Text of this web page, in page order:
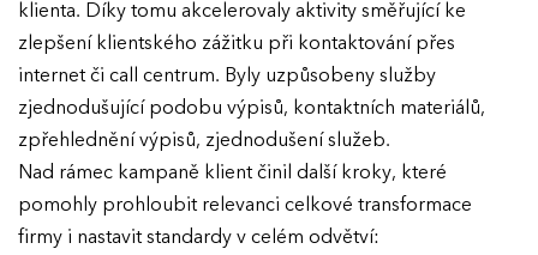
klienta. Díky tomu akcelerovaly aktivity směřující ke
zlepšení klientského zážitku při kontaktování přes
internet či call centrum. Byly uzpůsobeny služby
zjednodušující podobu výpisů, kontaktních materiálů,
zpřehlednění výpisů, zjednodušení služeb.
Nad rámec kampaně klient činil další kroky, které
pomohly prohloubit relevanci celkové transformace
firmy i nastavit standardy v celém odvětví: